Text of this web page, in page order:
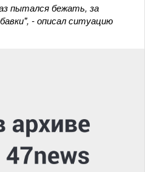
пытался бежать, за
- описал ситуацию